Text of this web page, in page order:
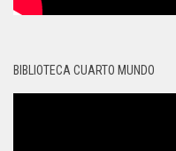
BIBLIOTECA CUARTO MUNDO